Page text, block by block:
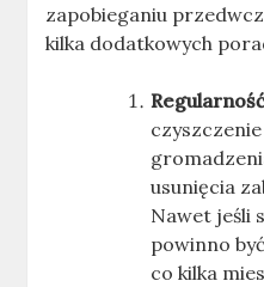
zapobieganiu
kilka dodatkowych
usunięcia
Nawet jeśli
powinno
co kilka